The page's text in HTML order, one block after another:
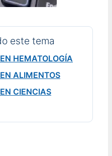
este tema
HEMATOLOGÍA
ALIMENTOS
CIENCIAS